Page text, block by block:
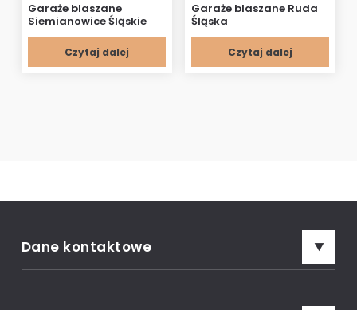
Garaże blaszane
Siemianowice Śląskie
Czytaj dalej
Garaże blaszane Ruda
Śląska
Czytaj dalej
Dane kontaktowe